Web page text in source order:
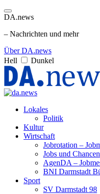
DA.news
– Nachrichten und mehr
Über DA.news
Hell
Dunkel
Lokales
Politik
Kultur
Wirtschaft
Jobrotation –
Jobs und Chancen
AgenDA –
BNI Darmstadt
Sport
SV Darmstadt 98